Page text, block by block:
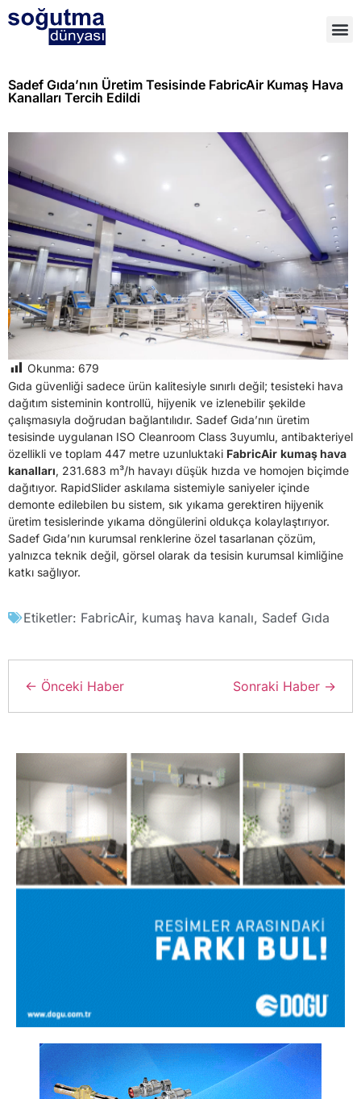
Sadef Gıda’nın Üretim Tesisinde FabricAir Kumaş Hava
Kanalları Tercih Edildi
Okunma: 679
Gıda güvenliği sadece ürün kalitesiyle sınırlı değil; tesisteki hava
dağıtım sisteminin kontrollü, hijyenik ve izlenebilir şekilde
çalışmasıyla doğrudan bağlantılıdır. Sadef Gıda’nın üretim
tesisinde uygulanan ISO Cleanroom Class 3uyumlu, antibakteriyel
özellikli ve toplam 447 metre uzunluktaki FabricAir kumaş hava
kanalları, 231.683 m³/h havayı düşük hızda ve homojen biçimde
dağıtıyor. RapidSlider askılama sistemiyle saniyeler içinde
demonte edilebilen bu sistem, sık yıkama gerektiren hijyenik
üretim tesislerinde yıkama döngülerini oldukça kolaylaştırıyor.
Sadef Gıda’nın kurumsal renklerine özel tasarlanan çözüm,
yalnızca teknik değil, görsel olarak da tesisin kurumsal kimliğine
katkı sağlıyor.
Etiketler: FabricAir, kumaş hava kanalı, Sadef Gıda
← Önceki Haber Sonraki Haber →